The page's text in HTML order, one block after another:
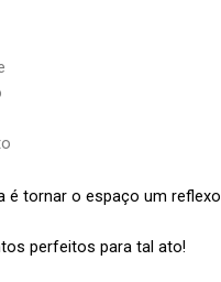
é tornar o espaço um reflexo
perfeitos para tal ato!